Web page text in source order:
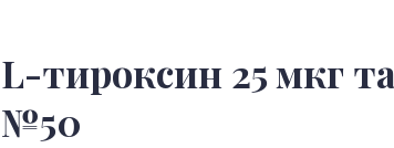
L-тироксин 25 мкг
№50